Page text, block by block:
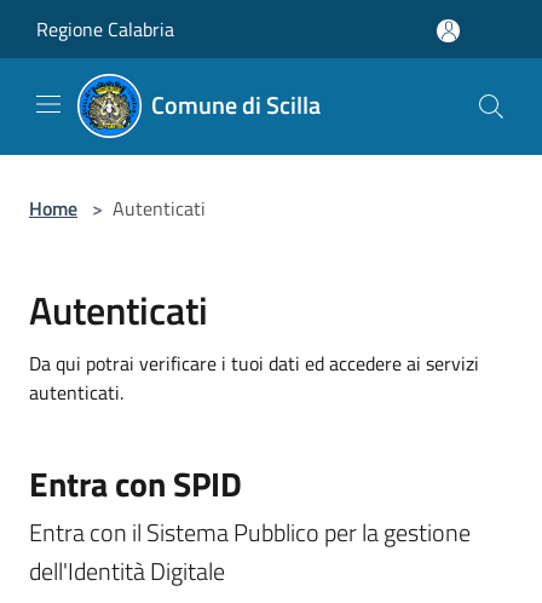
Regione Calabria
Comune di Scilla
Home > Autenticati
Autenticati
Da qui potrai verificare i tuoi dati ed accedere ai servizi
autenticati.
Entra con SPID
Entra con il Sistema Pubblico per la gestione
dell'Identità Digitale